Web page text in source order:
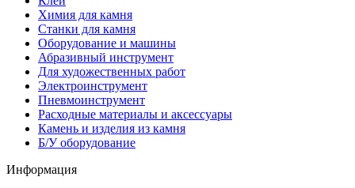
Химия для камня
Станки для камня
Оборудование и машины
Абразивный инструмент
Для художественных работ
Электроинструмент
Пневмоинструмент
Расходные материалы и аксессуары
Камень и изделия из камня
Б/У оборудование
Информация